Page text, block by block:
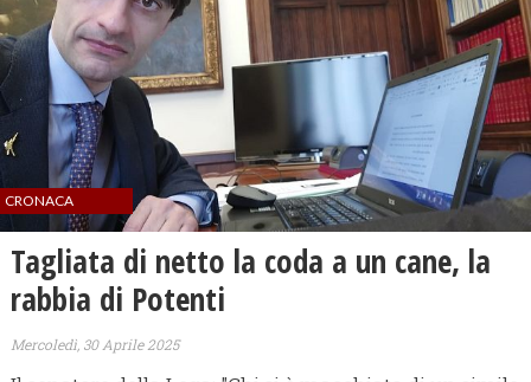
CRONACA
Tagliata di netto la coda a un cane, la
rabbia di Potenti
Mercoledì, 30 Aprile 2025